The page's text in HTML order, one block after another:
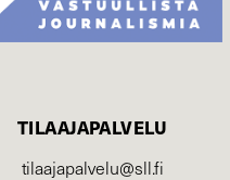
TILAAJAPALVELU
tilaajapalvelu@sll.fi